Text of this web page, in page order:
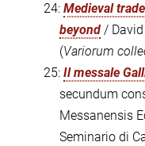
24: Medieval
beyond /
(Variorum
25: Il messale
secundum
Messanensis
Seminario di